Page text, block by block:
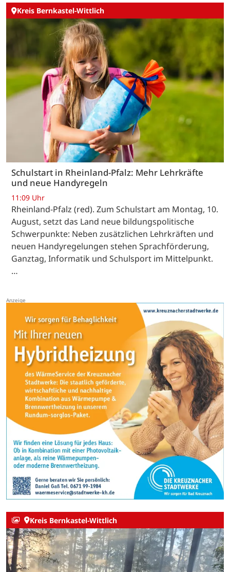
Kreis Bernkastel-Wittlich
Schulstart in Rheinland-Pfalz: Mehr Lehrkräfte
und neue Handyregeln
11:09 Uhr
Rheinland-Pfalz (red). Zum Schulstart am Montag, 10.
August, setzt das Land neue bildungspolitische
Schwerpunkte: Neben zusätzlichen Lehrkräften und
neuen Handyregelungen stehen Sprachförderung,
Ganztag, Informatik und Schulsport im Mittelpunkt.
…
Kreis Bernkastel-Wittlich